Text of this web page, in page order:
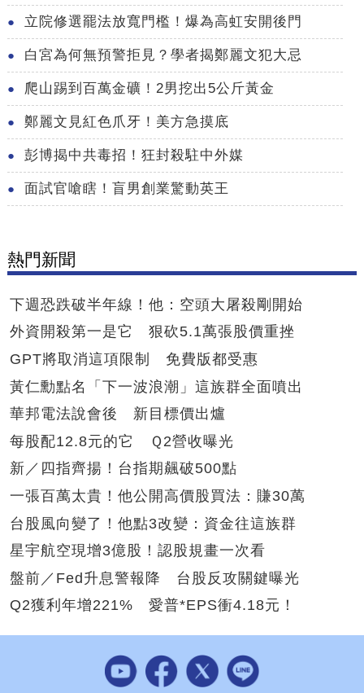
立院修選罷法放寬門檻！爆為高虹安開後門
白宮為何無預警拒見？學者揭鄭麗文犯大忌
爬山踢到百萬金礦！2男挖出5公斤黃金
鄭麗文見紅色爪牙！美方急摸底
彭博揭中共毒招！狂封殺駐中外媒
面試官嗆瞎！盲男創業驚動英王
熱門新聞
下週恐跌破半年線！他：空頭大屠殺剛開始
外資開殺第一是它 狠砍5.1萬張股價重挫
GPT將取消這項限制 免費版都受惠
黃仁勳點名「下一波浪潮」這族群全面噴出
華邦電法說會後 新目標價出爐
每股配12.8元的它 Ｑ2營收曝光
新／四指齊揚！台指期飆破500點
一張百萬太貴！他公開高價股買法：賺30萬
台股風向變了！他點3改變：資金往這族群
星宇航空現增3億股！認股規畫一次看
盤前／Fed升息警報降 台股反攻關鍵曝光
Q2獲利年增221% 愛普*EPS衝4.18元！